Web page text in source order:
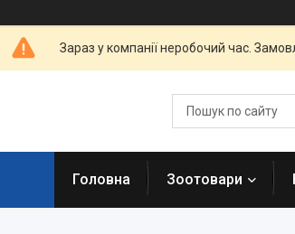
Зараз у компанії неробочий час.
Головна Зоотовари